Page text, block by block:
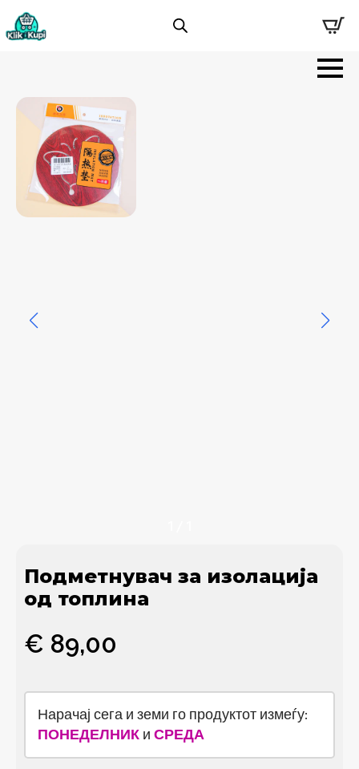
Подметнувач за изолација
од топлина
€ 89,00
Нарачај сега и земи го продуктот измеѓу:
ПОНЕДЕЛНИК и СРЕДА